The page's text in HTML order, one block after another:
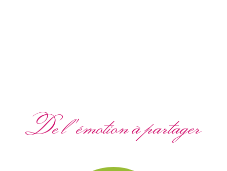
De l'émotion à partager